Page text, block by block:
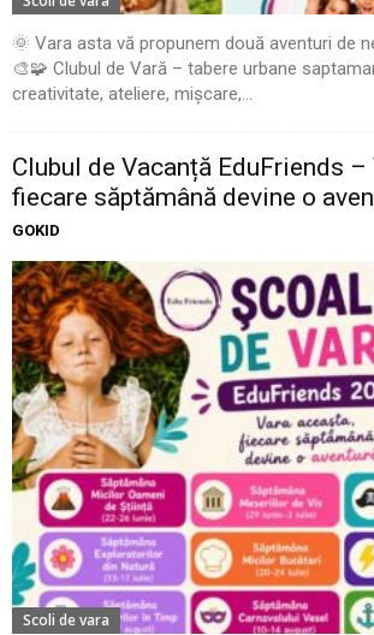
🌞 Vara asta vă propunem două aventuri de
🎨🧩 Clubul de Vară – tabere urbane
creativitate, ateliere, mișcare,...
Clubul de Vacanță EduFriends –
fiecare săptămână devine o
GOKID
Scoli de vara